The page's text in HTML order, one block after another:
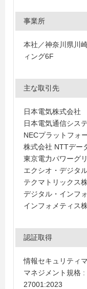
事業所
本社／神奈川県川
ィング6F
主な取引先
日本電気株式会社
日本電気通信シス
NECプラットフォ
株式会社 NTTデー
東京電力パワーグ
エクシオ・デジタ
テクマトリックス
デジタル・インフ
インフォメティス
認証取得
情報セキュリティ
マネジメント規格
27001:2023